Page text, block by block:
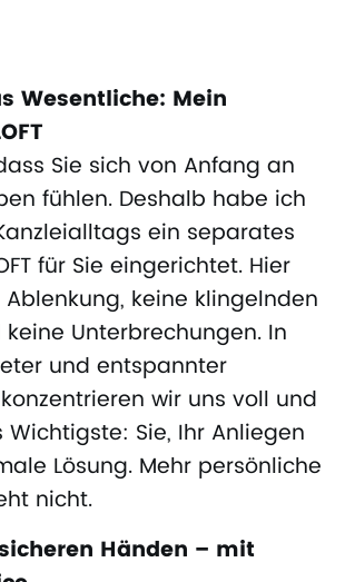
Wesentliche: Mein
Sie sich von Anfang an
fühlen. Deshalb habe ich
ein separates
für Sie eingerichtet. Hier
keine klingelnden
Unterbrechungen. In
und entspannter
wir uns voll und
Sie, Ihr Anliegen
Lösung. Mehr persönliche
nicht.
Händen – mit